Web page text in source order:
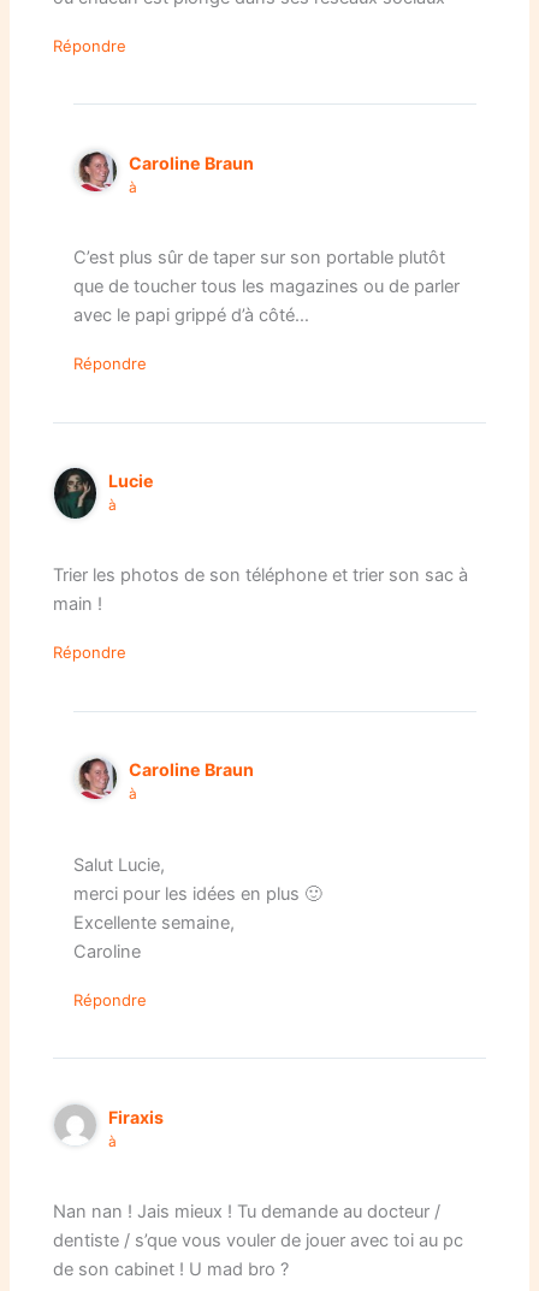
Répondre
Caroline Braun
à
C’est plus sûr de taper sur son portable plutôt
que de toucher tous les magazines ou de parler
avec le papi grippé d’à côté…
Répondre
Lucie
à
Trier les photos de son téléphone et trier son sac à
main !
Répondre
Caroline Braun
à
Salut Lucie,
merci pour les idées en plus 🙂
Excellente semaine,
Caroline
Répondre
Firaxis
à
Nan nan ! Jais mieux ! Tu demande au docteur /
dentiste / s’que vous vouler de jouer avec toi au pc
de son cabinet ! U mad bro ?